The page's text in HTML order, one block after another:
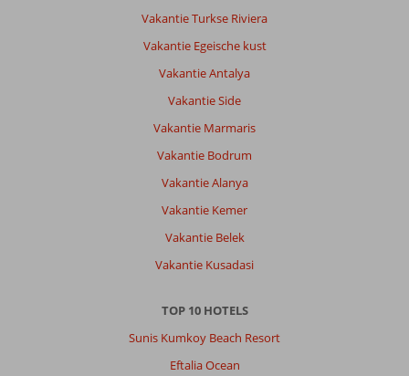
Vakantie Turkse Riviera
Vakantie Egeische kust
Vakantie Antalya
Vakantie Side
Vakantie Marmaris
Vakantie Bodrum
Vakantie Alanya
Vakantie Kemer
Vakantie Belek
Vakantie Kusadasi
TOP 10 HOTELS
Sunis Kumkoy Beach Resort
Eftalia Ocean